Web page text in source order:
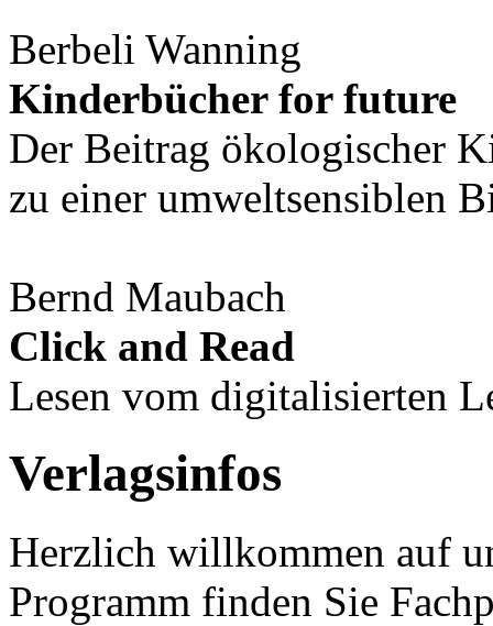
Berbeli Wanning
Kinderbücher for future
Der Beitrag ökologischer
zu einer umweltsensiblen
Bernd Maubach
Click and Read
Lesen vom digitalisierten
Verlagsinfos
Herzlich willkommen auf
Programm finden Sie